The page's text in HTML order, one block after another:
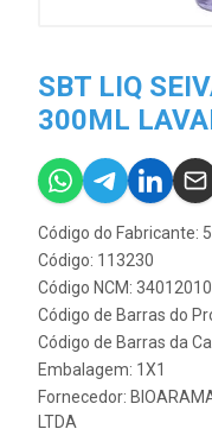
SBT LIQ
300ML
Código do Fabricante:
Código: 113230
Código NCM: 34012010
Código de Barras do
Código de Barras da
Embalagem: 1X1
Fornecedor:
LTDA